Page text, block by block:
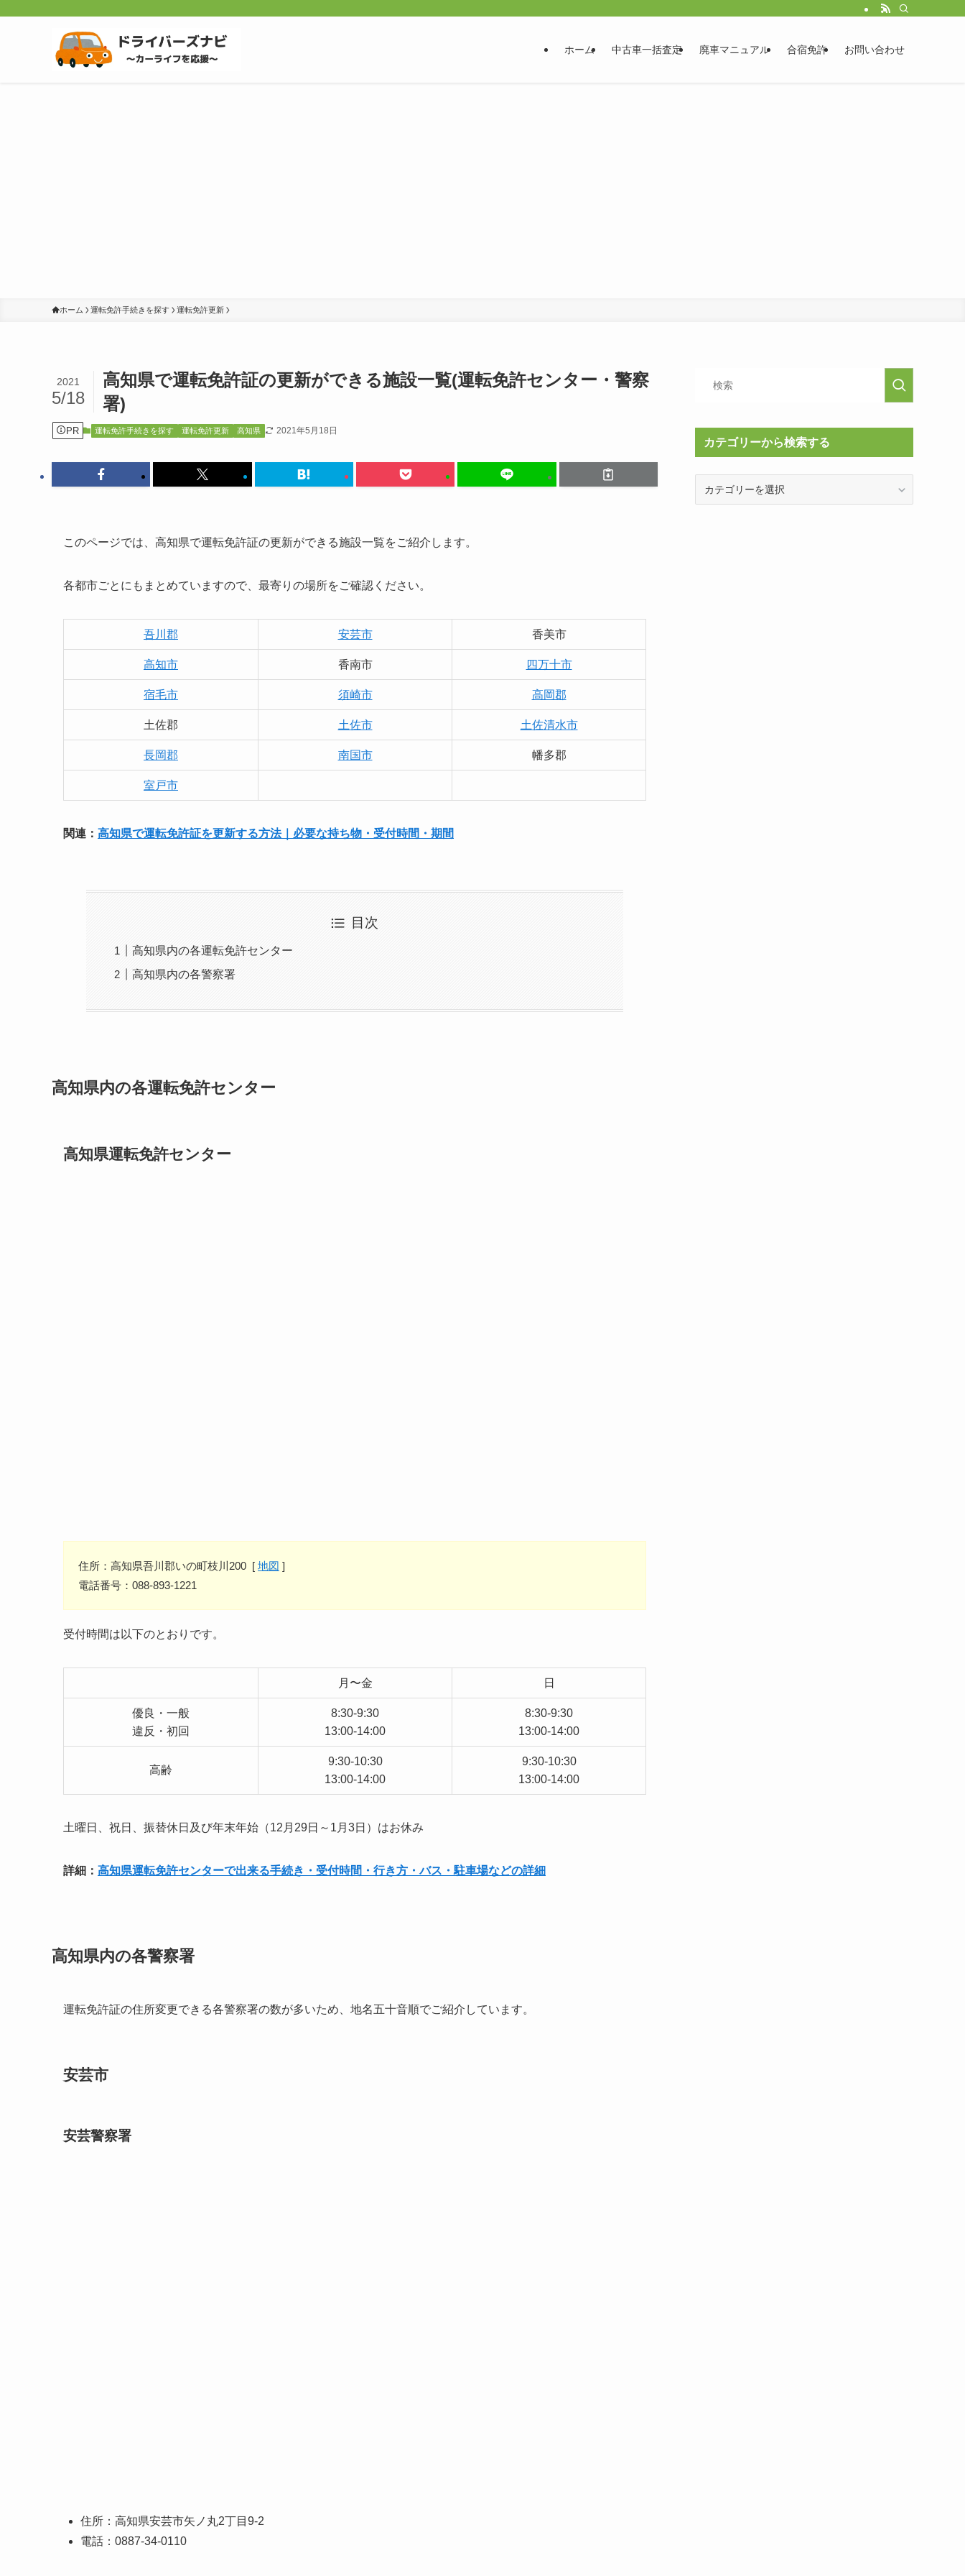
ホーム 中古車一括査定 廃車マニュアル 合宿免許 お問い合わせ
ホーム 運転免許手続きを探す 運転免許更新
高知県で運転免許証の更新ができる施設一覧(運転免許センター・警察
署)
2021
5/18
PR 運転免許手続きを探す 運転免許更新 高知県 2021年5月18日
このページでは、高知県で運転免許証の更新ができる施設一覧をご紹介します。
各都市ごとにもまとめていますので、最寄りの場所をご確認ください。
吾川郡 安芸市 香美市
高知市 香南市 四万十市
宿毛市 須崎市 高岡郡
土佐郡 土佐市 土佐清水市
長岡郡 南国市 幡多郡
室戸市
関連： 高知県で運転免許証を更新する方法｜必要な持ち物・受付時間・期間
目次
高知県内の各運転免許センター
高知県内の各警察署
高知県内の各運転免許センター
高知県運転免許センター
住所：高知県吾川郡いの町枝川200 [ 地図 ]
電話番号：088-893-1221
受付時間は以下のとおりです。
月〜金 日
優良・一般
違反・初回
8:30-9:30
13:00-14:00
8:30-9:30
13:00-14:00
高齢
9:30-10:30
13:00-14:00
9:30-10:30
13:00-14:00
土曜日、祝日、振替休日及び年末年始（12月29日～1月3日）はお休み
詳細： 高知県運転免許センターで出来る手続き・受付時間・行き方・バス・駐車場などの詳細
高知県内の各警察署
運転免許証の住所変更できる各警察署の数が多いため、地名五十音順でご紹介しています。
安芸市
安芸警察署
住所：高知県安芸市矢ノ丸2丁目9-2
電話：0887-34-0110
カテゴリーから検索する